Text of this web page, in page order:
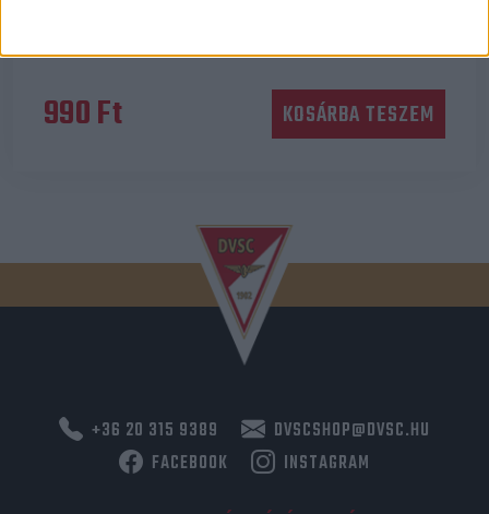
990Ft KOSÁRBA TESZEM
+36 20 315 9389
DVSCSHOP@DVSC.HU
FACEBOOK
INSTAGRAM